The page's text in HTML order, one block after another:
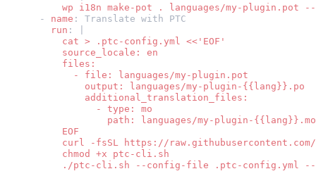
wp i18n make-pot . languages/my-plugin.pot --
-
name :
Translate with PTC
run :
cat > .ptc-config.yml <<'EOF'
source_locale: en
files:
- file: languages/my-plugin.pot
output: languages/my-plugin-{{lang}}.po
additional_translation_files:
- type: mo
path: languages/my-plugin-{{lang}}.mo
EOF
curl -fsSL https://
chmod +x ptc-cli.sh
./ptc-cli.sh --config-file .ptc-config.yml --